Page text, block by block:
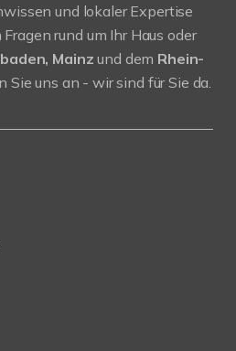
und lokaler Expertise
rund um Ihr Haus oder
Mainzund dem Rhein-
Sie uns an - wir sind für Sie da.